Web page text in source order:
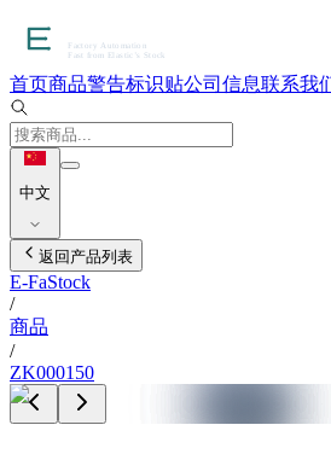
首页商品警告标识贴公司信息联系我
中文
返回产品列表
E-FaStock
/
商品
/
ZK000150